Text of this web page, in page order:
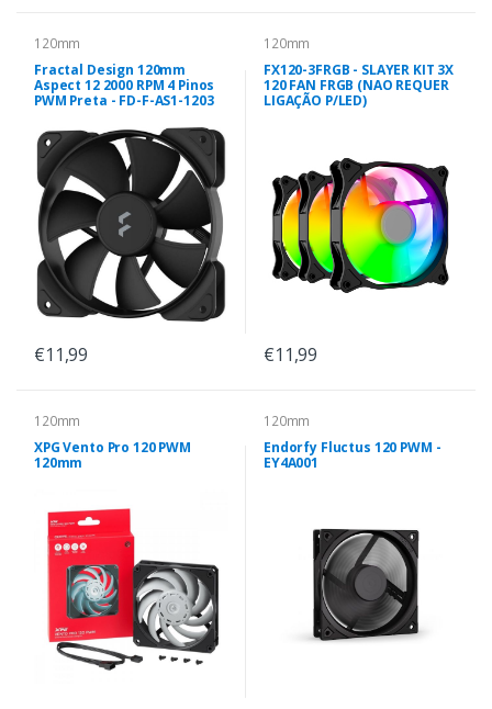
120mm
Fractal Design 120mm
Aspect 12 2000 RPM 4 Pinos
PWM Preta - FD-F-AS1-1203
€11,99
120mm
FX120-3FRGB - SLAYER KIT 3X
120 FAN FRGB (NAO REQUER
LIGAÇÃO P/LED)
€11,99
120mm
XPG Vento Pro 120 PWM
120mm
120mm
Endorfy Fluctus 120 PWM -
EY4A001